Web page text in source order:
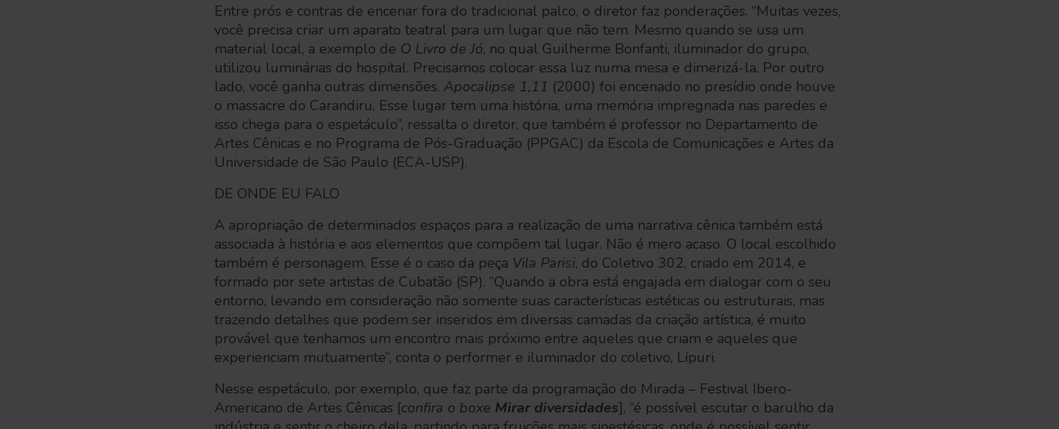
Entre prós e contras de encenar fora do tradicional palco, o diretor faz ponderações. “Muitas vezes,
você precisa criar um aparato teatral para um lugar que não tem. Mesmo quando se usa um
material local, a exemplo de O Livro de Jó, no qual Guilherme Bonfanti, iluminador do grupo,
utilizou luminárias do hospital. Precisamos colocar essa luz numa mesa e dimerizá-la. Por outro
lado, você ganha outras dimensões. Apocalipse 1,11 (2000) foi encenado no presídio onde houve
o massacre do Carandiru. Esse lugar tem uma história, uma memória impregnada nas paredes e
isso chega para o espetáculo”, ressalta o diretor, que também é professor no Departamento de
Artes Cênicas e no Programa de Pós-Graduação (PPGAC) da Escola de Comunicações e Artes da
Universidade de São Paulo (ECA-USP).
DE ONDE EU FALO
A apropriação de determinados espaços para a realização de uma narrativa cênica também está
associada à história e aos elementos que compõem tal lugar. Não é mero acaso. O local escolhido
também é personagem. Esse é o caso da peça Vila Parisi, do Coletivo 302, criado em 2014, e
formado por sete artistas de Cubatão (SP). “Quando a obra está engajada em dialogar com o seu
entorno, levando em consideração não somente suas características estéticas ou estruturais, mas
trazendo detalhes que podem ser inseridos em diversas camadas da criação artística, é muito
provável que tenhamos um encontro mais próximo entre aqueles que criam e aqueles que
experienciam mutuamente”, conta o performer e iluminador do coletivo, Lípuri.
Nesse espetáculo, por exemplo, que faz parte da programação do Mirada – Festival Ibero-
Americano de Artes Cênicas [confira o boxe Mirar diversidades], “é possível escutar o barulho da